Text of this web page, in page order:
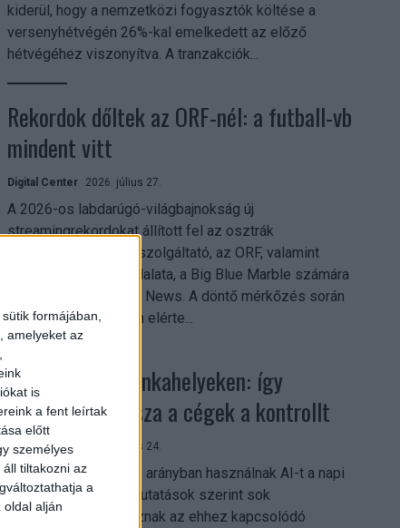
formájában,
amelyeket az
is
a fent leírtak
előtt
személyes
tiltakozni az
a
oldal alján
kiderül, hogy a nemzetközi fogyasztók költése a
versenyhétvégén 26%-kal emelkedett az előző
hétvégéhez viszonyítva. A tranzakciók...
Rekordok dőltek az ORF-nél: a futball-vb
mindent vitt
Digital Center 2026. július 27.
A 2026-os labdarúgó-világbajnokság új
streamingrekordokat állított fel az osztrák
közszolgálati műsorszolgáltató, az ORF, valamint
technológiai leányvállalata, a Big Blue Marble számára
– írja a Broadband TV News. A döntő mérkőzés során
az átlagos nézőszám elérte...
Shadow AI a munkahelyeken: így
szerezhetik vissza a cégek a kontrollt
Digital Center 2026. július 24.
A munkavállalók nagy arányban használnak AI-t a napi
munkában, ám friss kutatások szerint sok
szervezetnél hiányoznak az ehhez kapcsolódó